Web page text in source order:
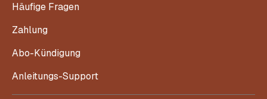
Häufige Fragen
Zahlung
Abo-Kündigung
Anleitungs-Support